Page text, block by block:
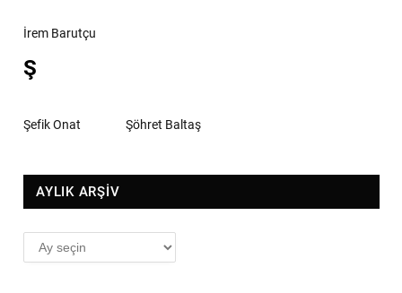
İrem Barutçu
Ş
Şefik Onat Şöhret Baltaş
AYLIK ARŞİV
AYLIK
ARŞİV